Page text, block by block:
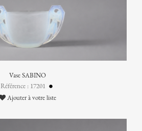
Vase SABINO
Référence : 17201
Ajouter à votre liste